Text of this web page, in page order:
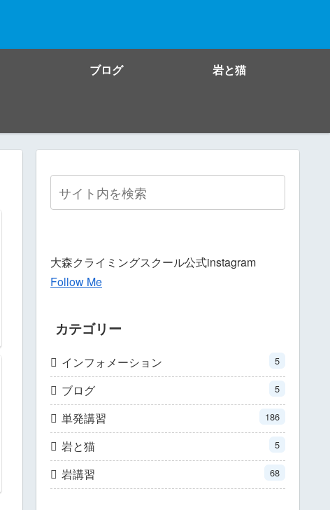
ブログ 岩と猫
大森クライミングスクール公式instagram
Follow Me
カテゴリー
インフォメーション 5
ブログ 5
単発講習 186
岩と猫 5
岩講習 68